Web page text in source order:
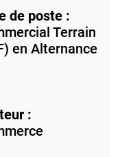
de poste :
Terrain
en Alternance
: